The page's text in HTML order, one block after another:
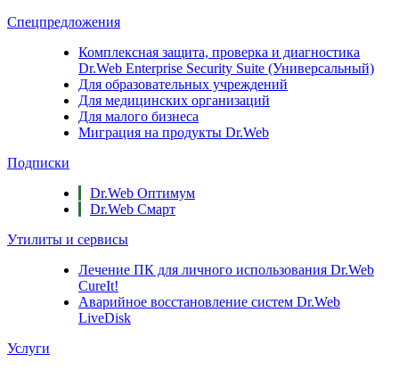
Спецпредложения
Комплексная защита, проверка и диагностика
Dr.Web Enterprise Security Suite (Универсальный)
Для образовательных учреждений
Для медицинских организаций
Для малого бизнеса
Миграция на продукты Dr.Web
Подписки
Dr.Web Оптимум
Dr.Web Смарт
Утилиты и сервисы
Лечение ПК для личного использования Dr.Web
CureIt!
Аварийное восстановление систем Dr.Web
LiveDisk
Услуги